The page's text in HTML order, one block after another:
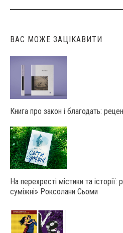
ВАС МОЖЕ ЗАЦІКАВИТИ
Книга про закон і благодать:
На перехресті містики та історії:
суміжні» Роксолани Сьоми